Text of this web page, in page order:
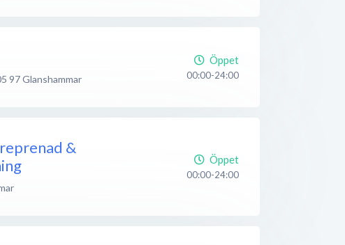
97Glanshammar
Öppet
00:00-24:00
&
Öppet
00:00-24:00